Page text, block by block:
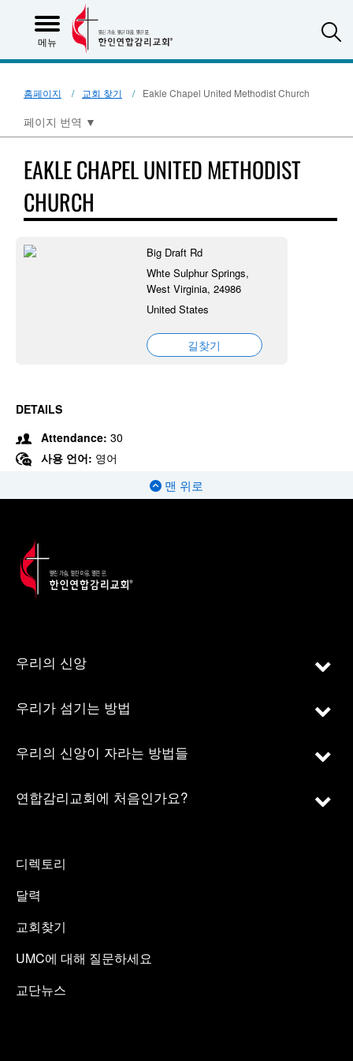
메뉴
홈페이지 교회 찾기 Eakle Chapel United Methodist Church
페이지 번역 ▼
EAKLE CHAPEL UNITED METHODIST
CHURCH
Big Draft Rd
Whte Sulphur Springs,
West Virginia, 24986
United States
길찾기
DETAILS
Attendance: 30
사용 언어: 영어
맨 위로
우리의 신앙
우리가 섬기는 방법
우리의 신앙이 자라는 방법들
연합감리교회에 처음인가요?
디렉토리
달력
교회찾기
UMC에 대해 질문하세요
교단뉴스